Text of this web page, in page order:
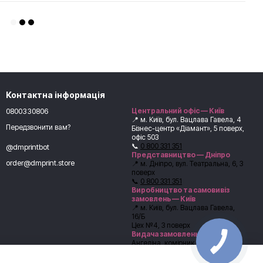
Контактна інформація
0800330806
Передзвонити вам?
@dmprintbot
order@dmprint.store
Центральний офіс — Київ
📍 м. Київ, бул. Вацлава Гавела, 4
Бізнес-центр «Діамант», 5 поверх,
офіс 503
📞 0 800 331 351
Представництво — Дніпро
📍 м. Дніпро, вул. Театральна, 6, 3
поверх
📞 0 800 331 351
Виробництво та самовивіз
замовлень — Київ
📍 м. Київ, бул. Вацлава Гавела,
16/Б
Цех №4, 3 поверх
Видача замовлень:
Ангеліна, комірник
+38 (067) 246-54-62
Перед самовивозом обов’язково